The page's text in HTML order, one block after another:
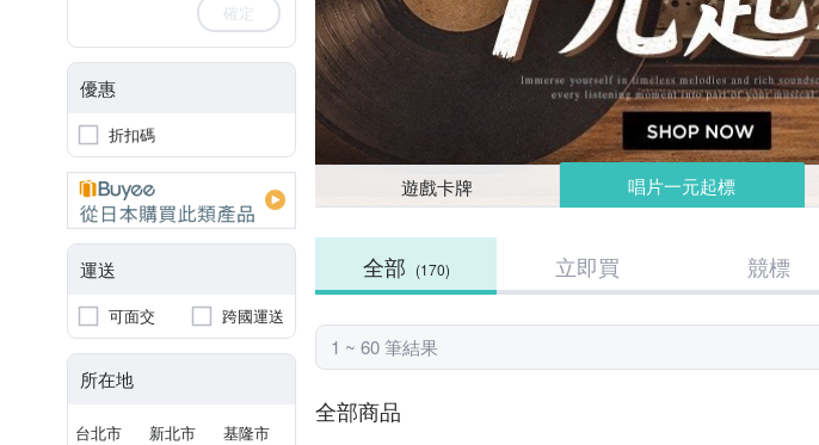
確定
優惠
折扣碼
運送
可面交 跨國運送
所在地
台北市 新北市 基隆市
遊戲卡牌 唱片一元起標
全部 (170) 立即買 競標
1 ~ 60 筆結果
全部商品